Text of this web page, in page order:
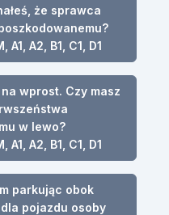
że sprawca
A2, B1, C1, D1
wprost. Czy masz
w lewo?
A2, B1, C1, D1
parkując obok
pojazdu osoby